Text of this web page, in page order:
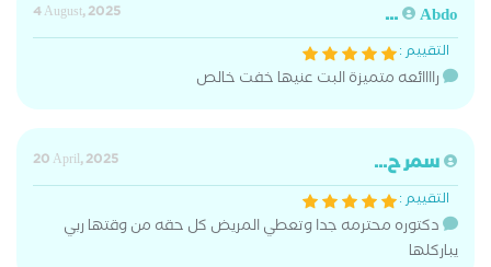
Abdo ...
4 August, 2025
التقييم :
راااائعه متميزة البت عنيها خفت خالص
سمر ح...
20 April, 2025
التقييم :
دكتوره محترمه جدا وتعطي المريض كل حقه من وقتها ربي
يباركلها